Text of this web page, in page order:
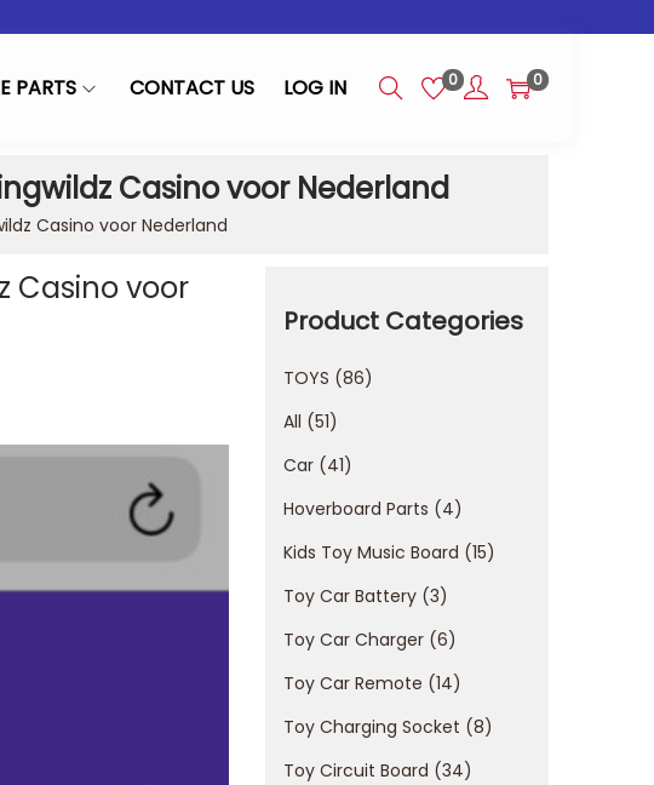
PARTS CONTACT US LOG IN 0 0
Casino voor Nederland
Casino voor Nederland
Casino voor
Product Categories
TOYS 86
All 51
Car 41
Hoverboard Parts
4
Kids Toy Music Board 15
Toy Car Battery 3
Toy Car Charger 6
Toy Car Remote 14
Toy Charging Socket 8
Toy Circuit Board 34